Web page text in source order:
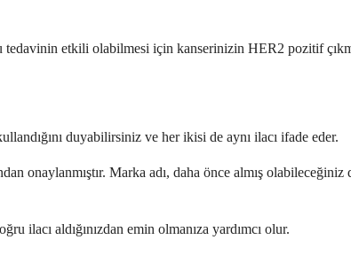
etkili olabilmesi için kanserinizin HER2 pozitif
duyabilirsiniz ve her ikisi de aynı ilacı ifade eder.
Marka adı, daha önce almış olabileceğiniz
ilacı aldığınızdan emin olmanıza yardımcı olur.